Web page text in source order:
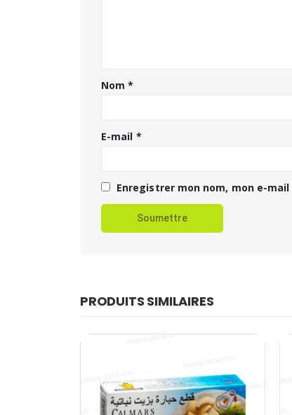
Nom*
E-mail *
Enregistrer mon nom, mon e-
PRODUITS SIMILAIRES